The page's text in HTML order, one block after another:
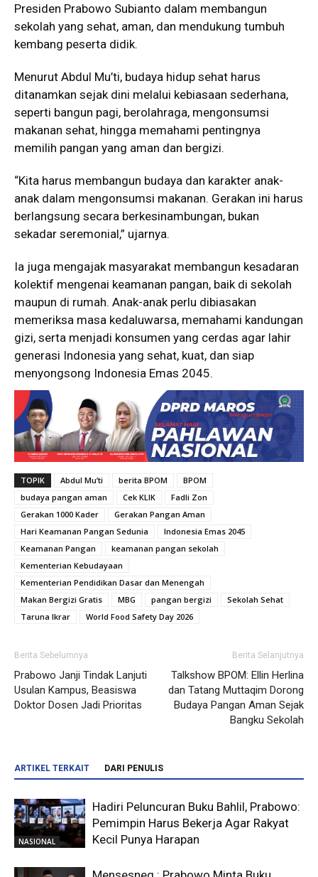
Presiden Prabowo Subianto dalam membangun
sekolah yang sehat, aman, dan mendukung tumbuh
kembang peserta didik.
Menurut Abdul Mu’ti, budaya hidup sehat harus
ditanamkan sejak dini melalui kebiasaan sederhana,
seperti bangun pagi, berolahraga, mengonsumsi
makanan sehat, hingga memahami pentingnya
memilih pangan yang aman dan bergizi.
“Kita harus membangun budaya dan karakter anak-
anak dalam mengonsumsi makanan. Gerakan ini harus
berlangsung secara berkesinambungan, bukan
sekadar seremonial,” ujarnya.
Ia juga mengajak masyarakat membangun kesadaran
kolektif mengenai keamanan pangan, baik di sekolah
maupun di rumah. Anak-anak perlu dibiasakan
memeriksa masa kedaluwarsa, memahami kandungan
gizi, serta menjadi konsumen yang cerdas agar lahir
generasi Indonesia yang sehat, kuat, dan siap
menyongsong Indonesia Emas 2045.
TOPIK Abdul Mu’ti berita BPOM
BPOM
budaya pangan aman
Cek KLIK
Fadli Zon
Gerakan 1000 Kader
Gerakan Pangan Aman
Hari Keamanan Pangan Sedunia
Indonesia Emas 2045
Keamanan Pangan
keamanan pangan sekolah
Kementerian Kebudayaan
Kementerian Pendidikan Dasar dan Menengah
Makan Bergizi Gratis
MBG pangan bergizi
Sekolah Sehat
Taruna Ikrar
World Food Safety Day 2026
Berita Sebelumnya
Prabowo Janji Tindak Lanjuti
Usulan Kampus, Beasiswa
Doktor Dosen Jadi Prioritas
Berita Selanjutnya
Talkshow BPOM: Ellin Herlina
dan Tatang Muttaqim Dorong
Budaya Pangan Aman Sejak
Bangku Sekolah
ARTIKEL TERKAIT DARI PENULIS
NASIONAL
Hadiri Peluncuran Buku Bahlil, Prabowo:
Pemimpin Harus Bekerja Agar Rakyat
Kecil Punya Harapan